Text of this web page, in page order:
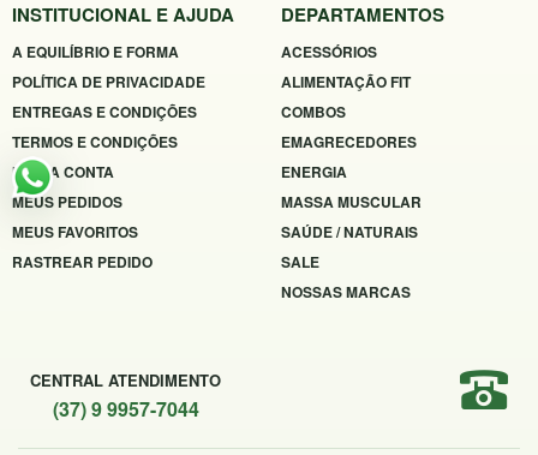
INSTITUCIONAL E AJUDA
A EQUILÍBRIO E FORMA
POLÍTICA DE PRIVACIDADE
ENTREGAS E CONDIÇÕES
TERMOS E CONDIÇÕES
MINHA CONTA
MEUS PEDIDOS
MEUS FAVORITOS
RASTREAR PEDIDO
DEPARTAMENTOS
ACESSÓRIOS
ALIMENTAÇÃO FIT
COMBOS
EMAGRECEDORES
ENERGIA
MASSA MUSCULAR
SAÚDE / NATURAIS
SALE
NOSSAS MARCAS
CENTRAL ATENDIMENTO
(37) 9 9957-7044